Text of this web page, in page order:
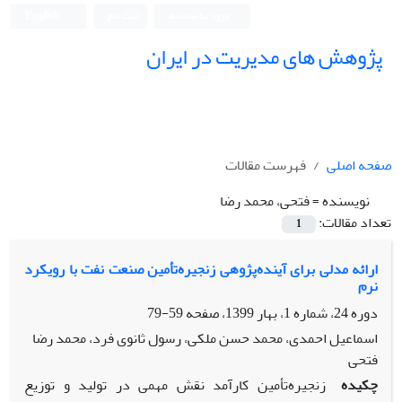
پژوهش های مدیریت در ایران
صفحه اصلی
فهرست مقالات
نویسنده =فتحی، محمد رضا
تعداد مقالات:
1
ارائه مدلی برای آینده‌پژوهی زنجیره‌تأمین صنعت نفت با رویکرد
نرم
دوره 24، شماره 1، بهار 1399، صفحه
59-79
اسماعیل احمدی، محمد حسن ملکی، رسول ثانوی فرد، محمد رضا
فتحی
چکیده زنجیره‌تأمین کارآمد نقش مهمی در تولید و توزیع